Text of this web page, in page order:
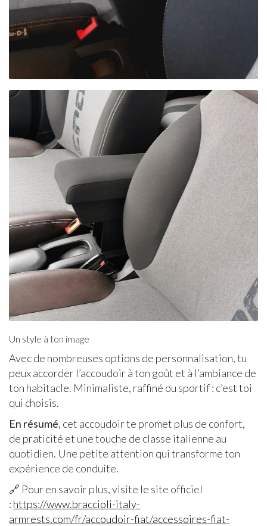
Un style à ton image
Avec de nombreuses options de personnalisation, tu
peux accorder l’accoudoir à ton goût et à l’ambiance de
ton habitacle. Minimaliste, raffiné ou sportif : c’est toi
qui choisis.
En résumé, cet accoudoir te promet plus de confort,
de praticité et une touche de classe italienne au
quotidien. Une petite attention qui transforme ton
expérience de conduite.
🔗 Pour en savoir plus, visite le site officiel
: https://www.braccioli-italy-
armrests.com/fr/accoudoir-fiat/accessoires-fiat-